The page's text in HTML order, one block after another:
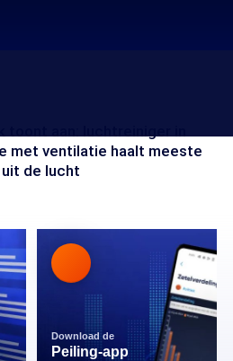
met ventilatie haalt meeste
de lucht
Download de
Peiling-app